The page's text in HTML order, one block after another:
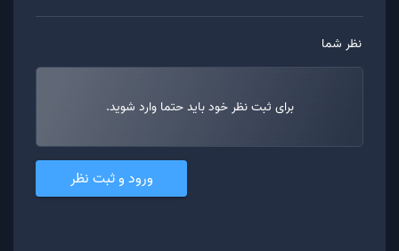
نظر شما
برای ثبت نظر خود باید حتما وارد شوید.
ورود و ثبت نظر